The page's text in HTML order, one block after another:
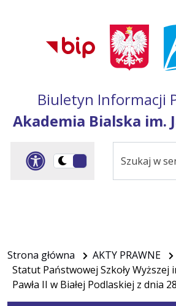
Przejdź do
głównego
Przejdź do
Przejdź do
serwisu
Biuletyn Informacji
Akademia Bialska im.
Panel
Przełącz
serwisie
Strona główna AKTY PRAWNE
Statut Państwowej Szkoły Wyższej
Pawła II w Białej Podlaskiej z dnia